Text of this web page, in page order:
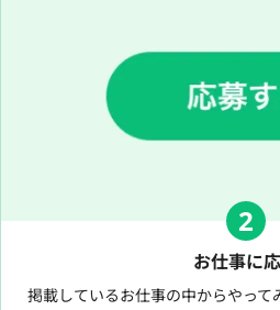
2
お仕事に
掲載しているお仕事の中からやって